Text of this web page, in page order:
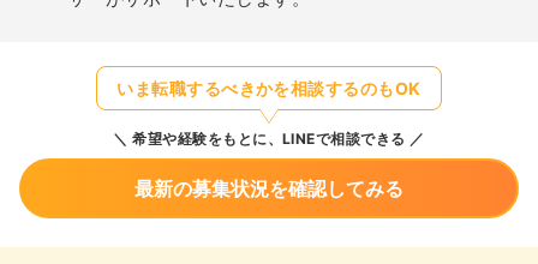
いま転職するべきかを相談するのもOK
希望や経験をもとに、LINEで相談できる
最新の募集状況を確認してみる